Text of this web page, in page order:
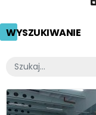
WYSZUKIWANIE